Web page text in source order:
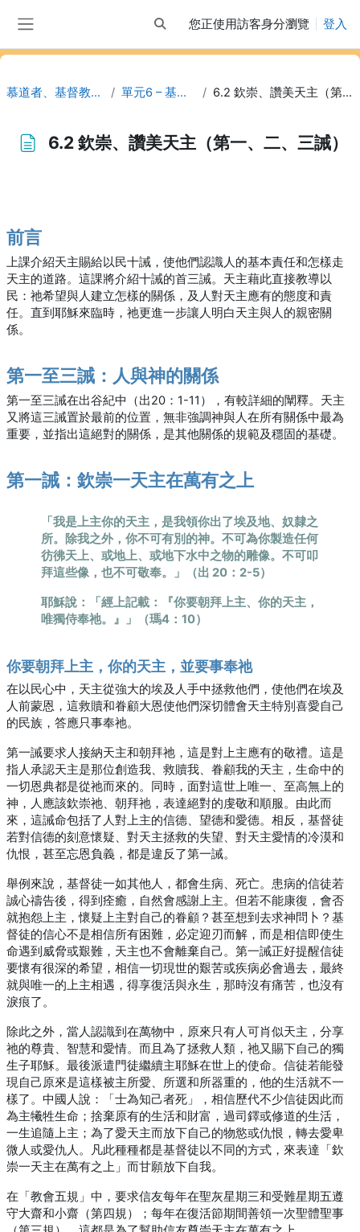
切換搜尋輸入框
您正使用訪客身分瀏覽 登入
慕道者、基督教信徒、其他 單元6 – 基督徒的誡命 6.2 欽崇、讚美天主（第一、二、三誡）
6.2 欽崇、讚美天主（第一、二、三誡）
前言
上課介紹天主賜給以民十誡，使他們認識人的基本責任和怎樣走
天主的道路。這課將介紹十誡的首三誡。天主藉此直接教導以
民：祂希望與人建立怎樣的關係，及人對天主應有的態度和責
任。直到耶穌來臨時，祂更進一步讓人明白天主與人的親密關
係。
第一至三誡：人與神的關係
第一至三誡在出谷紀中（出20：1-11），有較詳細的闡釋。天主
又將這三誡置於最前的位置，無非強調神與人在所有關係中最為
重要，並指出這絕對的關係，是其他關係的規範及穩固的基礎。
第一誡：欽崇一天主在萬有之上
「我是上主你的天主，是我領你出了埃及地、奴隸之
所。除我之外，你不可有別的神。不可為你製造任何
彷彿天上、或地上、或地下水中之物的雕像。不可叩
拜這些像，也不可敬奉。」（出 20：2-5）
耶穌說：「經上記載：『你要朝拜上主、你的天主，
唯獨侍奉祂。』」（瑪4：10）
你要朝拜上主，你的天主，並要事奉祂
在以民心中，天主從強大的埃及人手中拯救他們，使他們在埃及
人前蒙恩，這救贖和眷顧大恩使他們深切體會天主特別喜愛自己
的民族，答應只事奉祂。
第一誡要求人接納天主和朝拜祂，這是對上主應有的敬禮。這是
指人承認天主是那位創造我、救贖我、眷顧我的天主，生命中的
一切恩典都是從祂而來的。同時，面對這世上唯一、至高無上的
神，人應該欽崇祂、朝拜祂，表達絕對的虔敬和順服。由此而
來，這誡命包括了人對上主的信德、望德和愛德。相反，基督徒
若對信德的刻意懷疑、對天主拯救的失望、對天主愛情的冷漠和
仇恨，甚至忘恩負義，都是違反了第一誡。
舉例來說，基督徒一如其他人，都會生病、死亡。患病的信徒若
誠心禱告後，得到痊癒，自然會感謝上主。但若不能康復，會否
就抱怨上主，懷疑上主對自己的眷顧？甚至想到去求神問卜？基
督徒的信心不是相信所有困難，必定迎刃而解，而是相信即使生
命遇到威脅或艱難，天主也不會離棄自己。第一誡正好提醒信徒
要懷有很深的希望，相信一切現世的艱苦或疾病必會過去，最終
就與唯一的上主相遇，得享復活與永生，那時沒有痛苦，也沒有
淚痕了。
除此之外，當人認識到在萬物中，原來只有人可肖似天主，分享
祂的尊貴、智慧和愛情。而且為了拯救人類，祂又賜下自己的獨
生子耶穌。最後派遣門徒繼續主耶穌在世上的使命。信徒若能發
現自己原來是這樣被主所愛、所選和所器重的，他的生活就不一
樣了。中國人說：「士為知己者死」，相信歷代不少信徒因此而
為主犧牲生命；捨棄原有的生活和財富，過司鐸或修道的生活，
一生追隨上主；為了愛天主而放下自己的物慾或仇恨，轉去愛卑
微人或愛仇人。凡此種種都是基督徒以不同的方式，來表達「欽
崇一天主在萬有之上」而甘願放下自我。
在「教會五規」中，要求信友每年在聖灰星期三和受難星期五遵
守大齋和小齋（第四規）；每年在復活節期間善領一次聖體聖事